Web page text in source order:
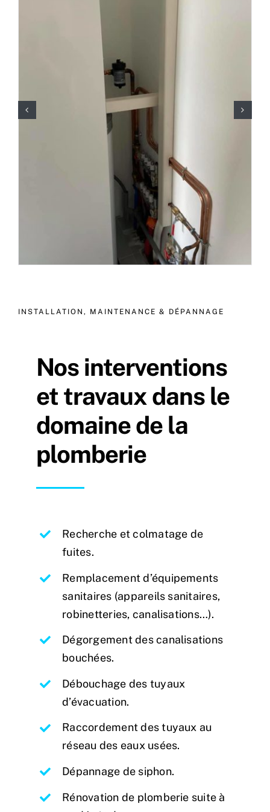
INSTALLATION, MAINTENANCE & DÉPANNAGE
Nos interventions
et travaux dans le
domaine de la
plomberie
Recherche et colmatage de
fuites.
Remplacement d’équipements
sanitaires (appareils sanitaires,
robinetteries, canalisations…).
Dégorgement des canalisations
bouchées.
Débouchage des tuyaux
d’évacuation.
Raccordement des tuyaux au
réseau des eaux usées.
Dépannage de siphon.
Rénovation de plomberie suite à